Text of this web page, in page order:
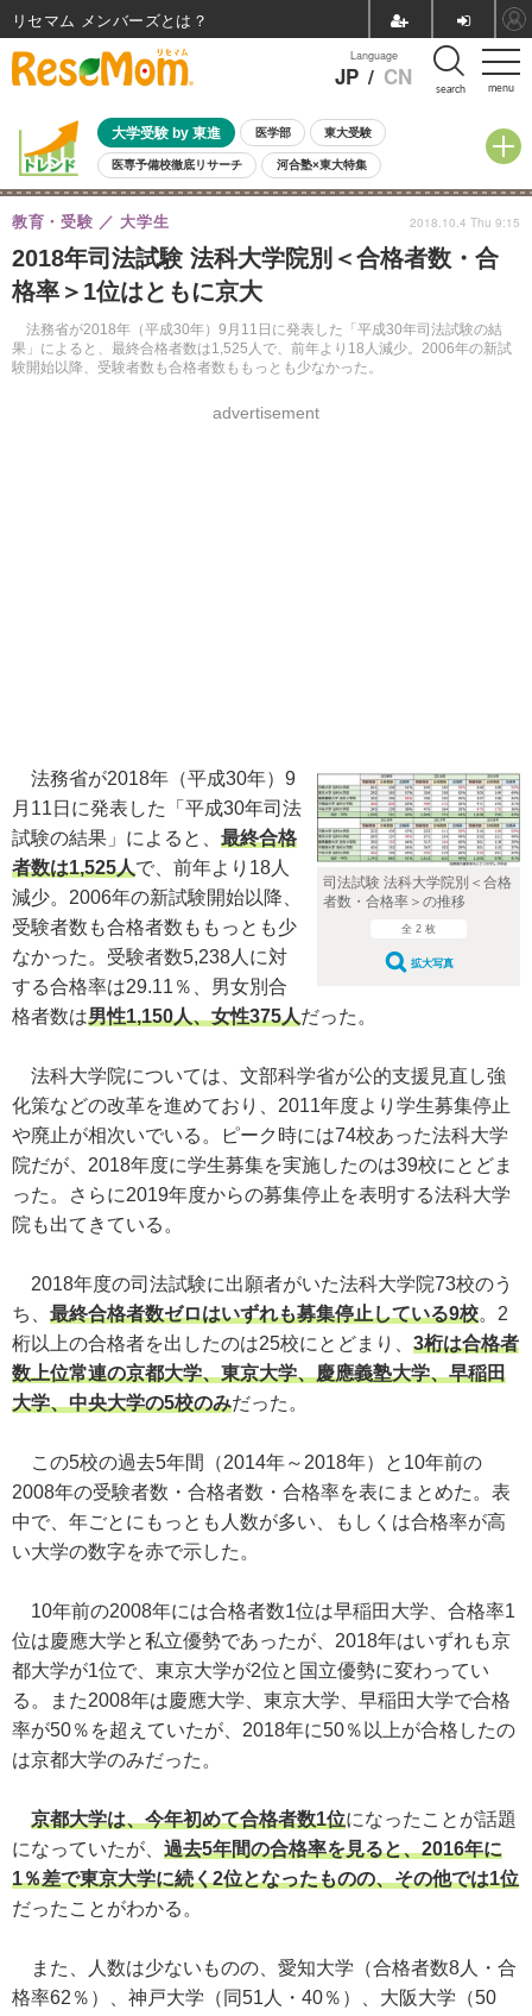
menu
Language
JP / CN search
大学受験 by 東進 医学部 東大受験
医専予備校徹底リサーチ 河合塾×東大特集
親子で考える大学選び 高校受験 中学受験 小学校受験
共通テスト 夏休み
8月開催イベント・WS 全国公立高校 過去問 人気記事
自由研究教材（小学生向け） 自由研究教材（中学生向け）
2018年司法試験 法科大学院別＜合格者数・合
格率＞1位はともに京大
法務省が2018年（平成30年）9月11日に発表した「平成30年司法試験の結
果」によると、最終合格者数は1,525人で、前年より18人減少。2006年の新試
験開始以降、受験者数も合格者数ももっとも少なかった。
教育・受験 大学生
advertisement
2018.10.4 Thu 9:15
司法試験 法科大学院別＜合格
者数・合格率＞の推移
全 2 枚
拡大写真
法務省が2018年（平成30年）9
月11日に発表した「平成30年司法
試験の結果」によると、 最終合格
者数は1,525人で、前年より18人
減少。2006年の新試験開始以降、
受験者数も合格者数ももっとも少
なかった。受験者数5,238人に対
する合格率は29.11％、男女別合
格者数は男性1,150人、女性375人だった。
法科大学院については、文部科学省が公的支援見直し強
化策などの改革を進めており、2011年度より学生募集停止
や廃止が相次いでいる。ピーク時には74校あった法科大学
院だが、2018年度に学生募集を実施したのは39校にとどま
った。さらに2019年度からの募集停止を表明する法科大学
院も出てきている。
2018年度の司法試験に出願者がいた法科大学院73校のう
ち、 最終合格者数ゼロはいずれも募集停止している9校。2
桁以上の合格者を出したのは25校にとどまり、 3桁は合格者
数上位常連の京都大学、東京大学、慶應義塾大学、早稲田
大学、中央大学の5校のみだった。
この5校の過去5年間（2014年～2018年）と10年前の
2008年の受験者数・合格者数・合格率を表にまとめた。表
中で、年ごとにもっとも人数が多い、もしくは合格率が高
い大学の数字を赤で示した。
10年前の2008年には合格者数1位は早稲田大学、合格率1
位は慶應大学と私立優勢であったが、2018年はいずれも京
都大学が1位で、東京大学が2位と国立優勢に変わってい
る。また2008年は慶應大学、東京大学、早稲田大学で合格
率が50％を超えていたが、2018年に50％以上が合格したの
は京都大学のみだった。
京都大学は、今年初めて合格者数1位になったことが話題
になっていたが、 過去5年間の合格率を見ると、2016年に
1％差で東京大学に続く2位となったものの、その他では1位
だったことがわかる。
また、人数は少ないものの、愛知大学（合格者数8人・合
格率62％）、神戸大学（同51人・40％）、大阪大学（50
リセマム メンバーズ